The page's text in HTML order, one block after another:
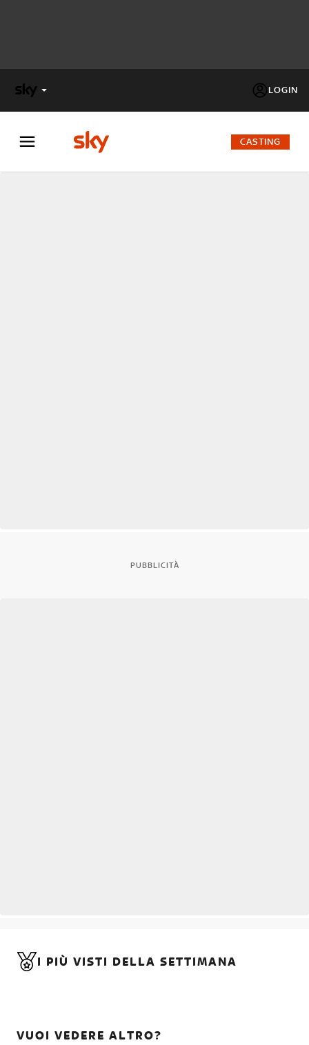
LOGIN
FACTOR
CASTING
PUBBLICITÀ
I PIÙ VISTI DELLA SETTIMANA
VUOI VEDERE ALTRO?